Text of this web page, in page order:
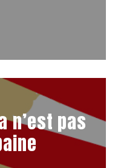
n’est pas